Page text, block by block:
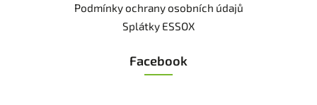
Podmínky ochrany osobních údajů
Splátky ESSOX
Facebook